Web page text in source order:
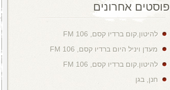
פוסטים אחרונים
להיטון.קום ברדיו קסם, 106 FM
מעדן ויניל היום ברדיו קסם, 106 FM
להיטון.קום ברדיו קסם, 106 FM
חנן, בגן